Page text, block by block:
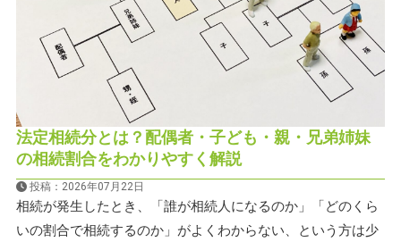
法定相続分とは？配偶者・子ども・親・兄弟姉妹
の相続割合をわかりやすく解説
投稿：2026年07月22日
相続が発生したとき、「誰が相続人になるのか」「どのくら
いの割合で相続するのか」がよくわからない、という方は少